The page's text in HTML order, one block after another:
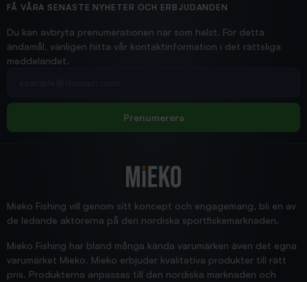
Hittade exakt vad jag behövde. Snabb och bra...
Jensa
FÅ VÅRA SENASTE NYHETER OCH ERBJUDANDEN
Du kan avbryta prenumerationen när som helst. För detta
ändamål, vänligen hitta vår kontaktinformation i det rättsliga
meddelandet.
Prenumerera
Mieko Fishing vill genom sitt koncept och engagemang, bli en av
de ledande aktörerna på den nordiska sportfiskemarknaden.
Mieko Fishing har bland många kända varumärken även det egna
varumärket Mieko. Mieko erbjuder kvalitativa produkter till rätt
pris. Produkterna anpassas till den nordiska marknaden och